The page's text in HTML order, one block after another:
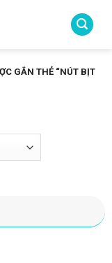
GẮN THẺ “NÚT BỊT